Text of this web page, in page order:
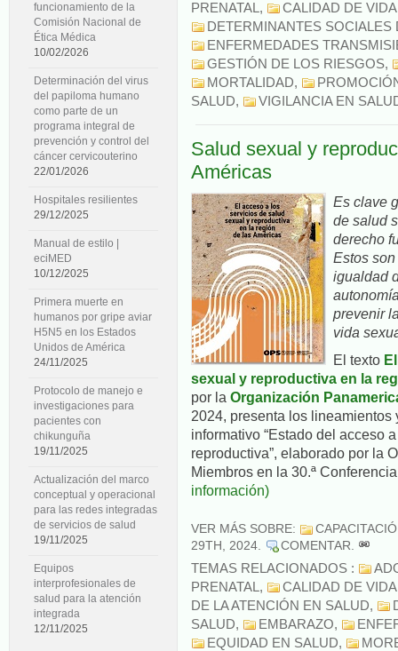
PRENATAL , CALIDAD DE VIDA
DETERMINANTES SOCIALES
ENFERMEDADES
GESTIÓN DE LOS RIESGOS,
MORTALIDAD,
SALUD, VIGILANCIA EN
Salud sexual y
Américas
Es clave
de salud
derecho
Estos
igualdad
prevenir
vida
El texto
sexual y reproductiva en la
por la Organización
2024, presenta los
informativo “Estado del acceso
reproductiva”, elaborado por la
Miembros en la 30.ª
información)
VER MÁS SOBRE:
29TH, 2024. COMENTAR.
TEMAS RELACIONADOS :
PRENATAL , CALIDAD DE VIDA
DE LA ATENCIÓN EN SALUD,
SALUD, EMBARAZO,
EQUIDAD EN SALUD,
funcionamiento de la
Comisión Nacional de
Ética Médica
10/02/2026
Determinación del virus
del papiloma humano
como parte de un
programa integral de
prevención y control del
cáncer cervicouterino
22/01/2026
Hospitales resilientes
29/12/2025
Manual de estilo |
eciMED
10/12/2025
Primera muerte en
humanos por gripe aviar
H5N5 en los Estados
Unidos de América
24/11/2025
Protocolo de manejo e
investigaciones para
pacientes con
chikunguña
19/11/2025
Actualización del marco
conceptual y operacional
para las redes integradas
de servicios de salud
19/11/2025
Equipos
interprofesionales de
salud para la atención
integrada
12/11/2025